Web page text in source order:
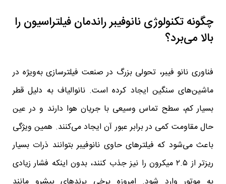
چگونه تکنولوژی نانوفیبر راندمان فیلتراسیون را
بالا می‌برد؟
فناوری نانو فیبر، تحولی بزرگ در صنعت فیلترسازی به‌ویژه در
ماشین‌های سنگین ایجاد کرده است. نانوالیاف به دلیل قطر
بسیار کم، سطح تماس وسیعی با جریان هوا دارند و در عین
حال مقاومت کمی در برابر عبور آن ایجاد می‌کنند. همین ویژگی
باعث می‌شود که فیلترهای حاوی نانوفیبر بتوانند ذرات بسیار
ریزتر از ۲.۵ میکرون را نیز جذب کنند، بدون اینکه فشار زیادی